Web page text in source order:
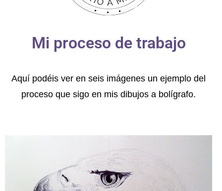
Mi proceso de trabajo
Aquí podéis ver en seis imágenes un ejemplo del
proceso que sigo en mis dibujos a bolígrafo.